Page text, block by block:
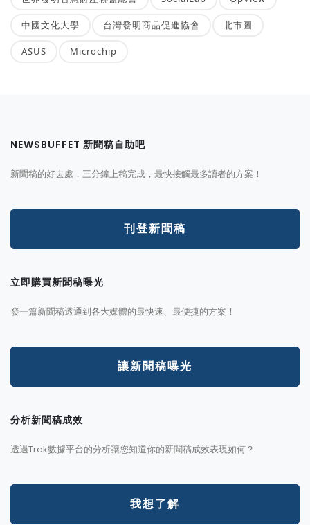
中國文化大學 台灣發明商品促進協會 北市圖
ASUS Microchip
NEWSBUFFET 新聞稿自助吧
新聞稿的好去處，三分鐘上稿完成，最快接觸最多讀者的方案！
刊登新聞稿
立即購買新聞稿曝光
發一篇新聞稿透通到各大媒體的最快速、最便捷的方案！
讓新聞稿曝光
分析新聞稿成效
透過Trek數據平台的分析讓您知道你的新聞稿成效表現如何？
我想了解